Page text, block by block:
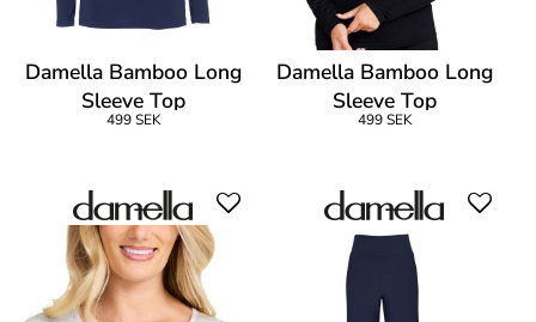
Damella Bamboo Long
Sleeve Top
499 SEK
Damella Bamboo Long
Sleeve Top
499 SEK